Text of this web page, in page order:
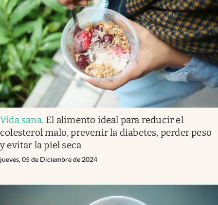
Vida sana. El alimento ideal para reducir el
colesterol malo, prevenir la diabetes, perder peso
y evitar la piel seca
jueves, 05 de Diciembre de 2024